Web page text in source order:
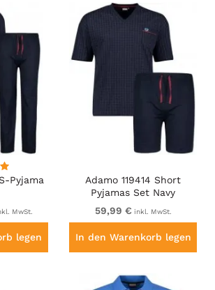
Pyjama
MwSt.
legen
Adamo 119414 Short
Pyjamas Set Navy
59,99 € inkl. MwSt.
In den Warenkorb legen